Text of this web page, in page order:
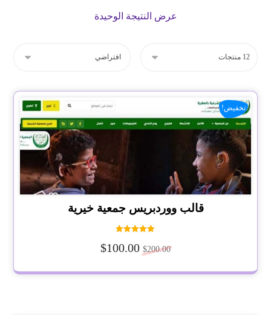
عرض النتيجة الوحيدة
قالب ووردبريس جمعية خيرية
5.00
من 5
$200.00
$100.00
تخفيض!